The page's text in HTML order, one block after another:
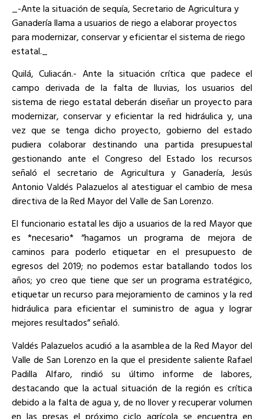
_-Ante la situación de sequía, Secretario de Agricultura y
Ganadería llama a usuarios de riego a elaborar proyectos
para modernizar, conservar y eficientar el sistema de riego
estatal._
Quilá, Culiacán.- Ante la situación crítica que padece el
campo derivada de la falta de lluvias, los usuarios del
sistema de riego estatal deberán diseñar un proyecto para
modernizar, conservar y eficientar la red hidráulica y, una
vez que se tenga dicho proyecto, gobierno del estado
pudiera colaborar destinando una partida presupuestal
gestionando ante el Congreso del Estado los recursos
señaló el secretario de Agricultura y Ganadería, Jesús
Antonio Valdés Palazuelos al atestiguar el cambio de mesa
directiva de la Red Mayor del Valle de San Lorenzo.
El funcionario estatal les dijo a usuarios de la red Mayor que
es *necesario* “hagamos un programa de mejora de
caminos para poderlo etiquetar en el presupuesto de
egresos del 2019; no podemos estar batallando todos los
años; yo creo que tiene que ser un programa estratégico,
etiquetar un recurso para mejoramiento de caminos y la red
hidráulica para eficientar el suministro de agua y lograr
mejores resultados” señaló.
Valdés Palazuelos acudió a la asamblea de la Red Mayor del
Valle de San Lorenzo en la que el presidente saliente Rafael
Padilla Alfaro, rindió su último informe de labores,
destacando que la actual situación de la región es crítica
debido a la falta de agua y, de no llover y recuperar volumen
en las presas el próximo ciclo agrícola se encuentra en